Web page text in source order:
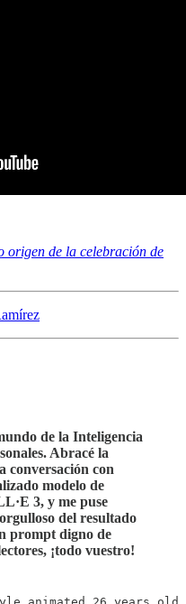
origen de la celebración de
de la Inteligencia
Abracé la
conversación con
modelo de
3, y me puse
del resultado
prompt digno de
¡todo vuestro!